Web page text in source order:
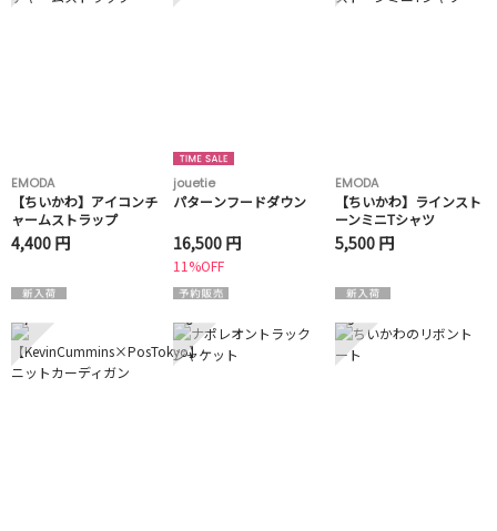
EMODA
【ちいかわ】アイコンチ
ャームストラップ
4,400 円
jouetie
パターンフードダウン
16,500 円
11%OFF
EMODA
【ちいかわ】ラインスト
ーンミニTシャツ
5,500 円
7 8 9